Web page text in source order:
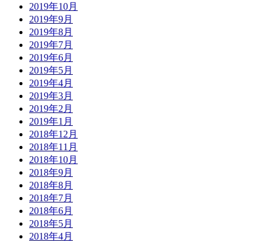
2019年10月
2019年9月
2019年8月
2019年7月
2019年6月
2019年5月
2019年4月
2019年3月
2019年2月
2019年1月
2018年12月
2018年11月
2018年10月
2018年9月
2018年8月
2018年7月
2018年6月
2018年5月
2018年4月